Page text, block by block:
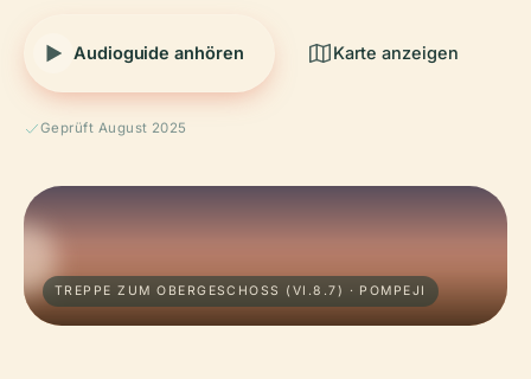
Audioguide anhören Karte anzeigen
Geprüft August 2025
TREPPE ZUM OBERGESCHOSS (VI.8.7) · POMPEJI